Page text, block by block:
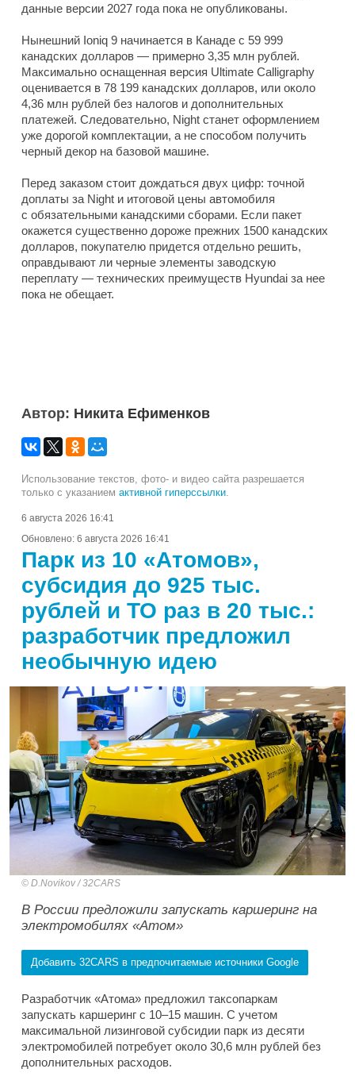
данные версии 2027 года пока не опубликованы.
Нынешний Ioniq 9 начинается в Канаде с 59 999
канадских долларов — примерно 3,35 млн рублей.
Максимально оснащенная версия Ultimate Calligraphy
оценивается в 78 199 канадских долларов, или около
4,36 млн рублей без налогов и дополнительных
платежей. Следовательно, Night станет оформлением
уже дорогой комплектации, а не способом получить
черный декор на базовой машине.
Перед заказом стоит дождаться двух цифр: точной
доплаты за Night и итоговой цены автомобиля
с обязательными канадскими сборами. Если пакет
окажется существенно дороже прежних 1500 канадских
долларов, покупателю придется отдельно решить,
оправдывают ли черные элементы заводскую
переплату — технических преимуществ Hyundai за нее
пока не обещает.
Автор: Никита Ефименков
Использование текстов, фото- и видео сайта разрешается
только с указанием активной гиперссылки
6 августа 2026 16:41
Обновлено: 6 августа 2026 16:41
Парк из 10 «Атомов»,
субсидия до 925 тыс.
рублей и ТО раз в 20 тыс.:
разработчик предложил
необычную идею
D.Novikov / 32CARS
В России предложили запускать каршеринг на
электромобилях «Атом»
Добавить 32CARS в предпочитаемые источники Google
Разработчик «Атома» предложил таксопаркам
запускать каршеринг с 10–15 машин. С учетом
максимальной лизинговой субсидии парк из десяти
электромобилей потребует около 30,6 млн рублей без
дополнительных расходов.